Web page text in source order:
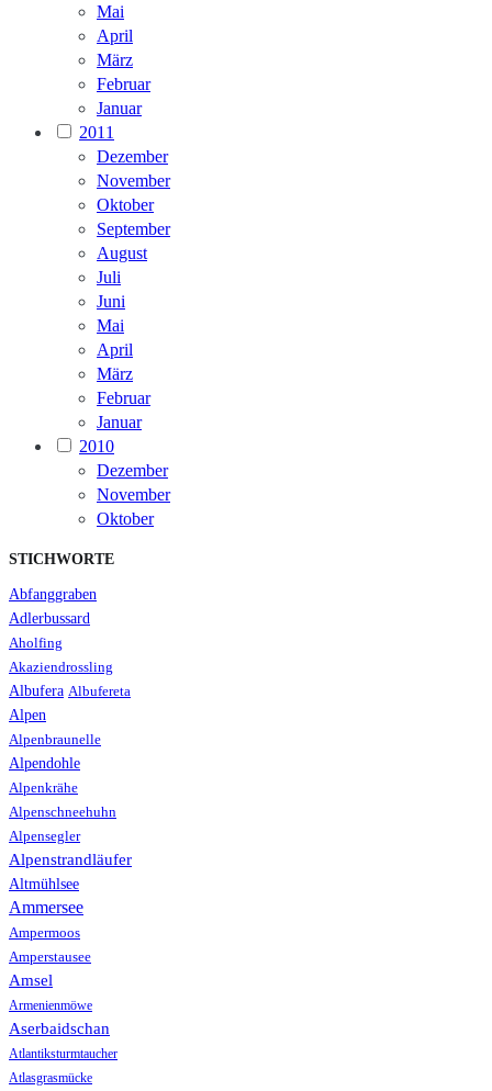
Mai
April
März
Februar
Januar
2011
Dezember
November
Oktober
September
August
Juli
Juni
Mai
April
März
Februar
Januar
2010
Dezember
November
Oktober
STICHWORTE
Abfanggraben
Adlerbussard
Aholfing
Akaziendrossling
Albufera Albufereta
Alpen
Alpenbraunelle
Alpendohle
Alpenkrähe
Alpenschneehuhn
Alpensegler
Alpenstrandläufer
Altmühlsee
Ammersee
Ampermoos
Amperstausee
Amsel
Armenienmöwe
Aserbaidschan
Atlantiksturmtaucher
Atlasgrasmücke